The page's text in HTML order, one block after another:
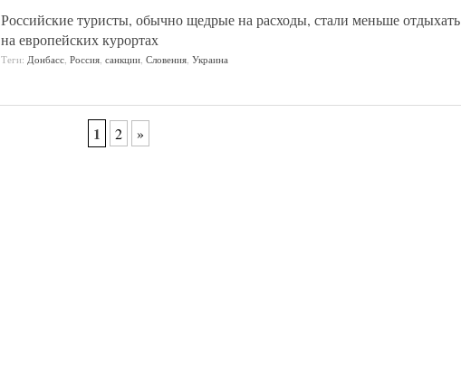
Российские туристы, обычно щедрые на расходы, стали меньше отдыхать
на европейских курортах
Теги: Донбасс Россия санкции Словения Украина
1 2 »